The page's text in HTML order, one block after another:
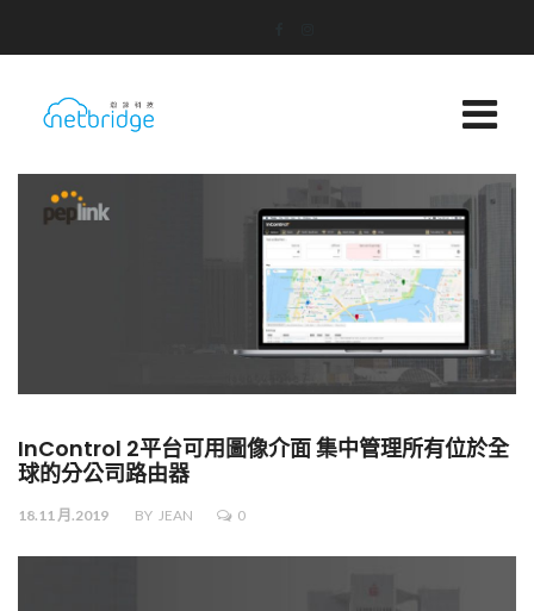
InControl 2平台可用圖像介面 集中管理所有位於全
球的分公司路由器
18.11 月.2019 BY JEAN 0